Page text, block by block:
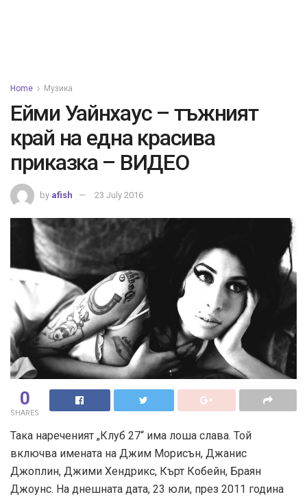
Home Музика
Ейми Уайнхаус – тъжният
край на една красива
приказка – ВИДЕО
by afish 23 July 2016
0
SHARES
Така нареченият „Клуб 27“ има лоша слава. Той
включва имената на Джим Морисън, Джанис
Джоплин, Джими Хендрикс, Кърт Кобейн, Браян
Джоунс. На днешната дата, 23 юли, през 2011 година